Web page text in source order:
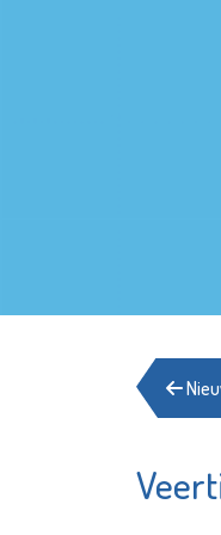
Stichting